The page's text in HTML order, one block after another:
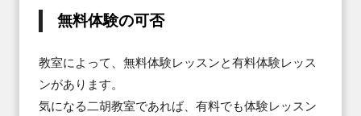
無料体験の可否
教室によって、無料体験レッスンと有料体験レッス
ンがあります。
気になる二胡教室であれば、有料でも体験レッスン